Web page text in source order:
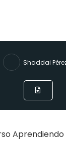
Shaddai